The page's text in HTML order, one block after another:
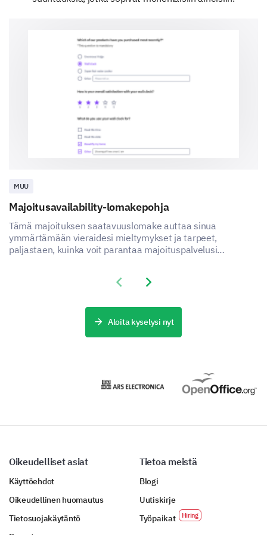
Olympic Games
Tour de France
Which of the following sports events have you
attended in the past?
World Series
MUU
Majoitusavailability-lomakepohja
Tämä majoituksen saatavuuslomake auttaa sinua
ymmärtämään vieraidesi mieltymykset ja tarpeet,
paljastaen, kuinka voit parantaa majoituspalvelusi
Previous slide
Next slide
Aloita kyselysi nyt
Oikeudelliset asiat
Käyttöehdot
Oikeudellinen huomautus
Tietosuojakäytäntö
Tietoa meistä
Blogi
Uutiskirje
Työpaikat